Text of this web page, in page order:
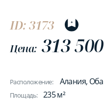
ID: 3173
Цена: 313 500
Расположение: Алания, Оба
Площадь: 235 м²